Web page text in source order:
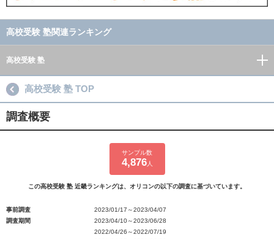
高校受験 塾関連ランキング
高校受験 塾
高校受験 塾 TOP
調査概要
サンプル数
4,876人
この高校受験 塾 近畿ランキングは、オリコンの以下の調査に基づいています。
事前調査
2023/01/17～2023/04/07
調査期間
2023/04/10～2023/06/28
2022/04/26～2022/07/19